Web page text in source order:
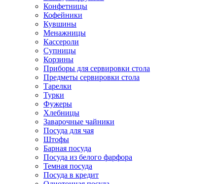
Конфетницы
Кофейники
Кувшины
Менажницы
Кассероли
Супницы
Корзины
Приборы для сервировки стола
Предметы сервировки стола
Тарелки
Турки
Фужеры
Хлебницы
Заварочные чайники
Посуда для чая
Штофы
Барная посуда
Посуда из белого фарфора
Темная посуда
Посуда в кредит